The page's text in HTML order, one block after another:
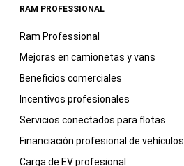
RAM PROFESSIONAL
Ram Professional
Mejoras en camionetas y vans
Beneficios comerciales
Incentivos profesionales
Servicios conectados para flotas
Financiación profesional de vehículos
Carga de EV profesional